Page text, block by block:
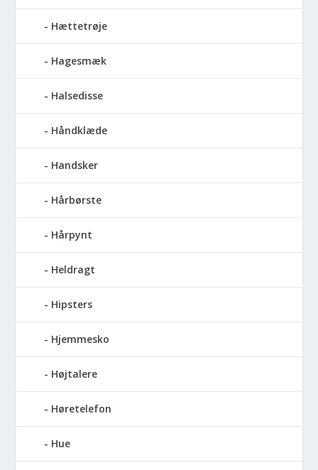
Hættetrøje
Hagesmæk
Halsedisse
Håndklæde
Handsker
Hårbørste
Hårpynt
Heldragt
Hipsters
Hjemmesko
Højtalere
Høretelefon
Hue